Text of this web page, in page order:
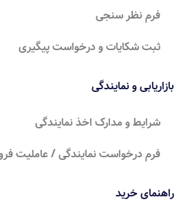
فرم نظر سنجی
ثبت شکایات و درخواست پیگیری
بازاریابی و نمایندگی
شرایط و مدارک اخذ نمایندگی
فرم درخواست نمایندگی / عاملیت
راهنمای خرید